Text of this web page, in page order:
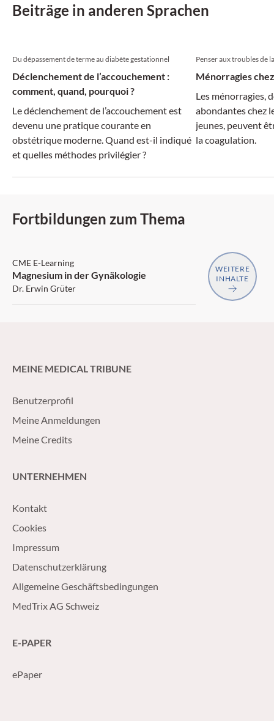
Beiträge in anderen Sprachen
Du dépassement de terme au diabète gestationnel
Déclenchement de l’accouchement :
comment, quand, pourquoi ?
Le déclenchement de l’accouchement est
devenu une pratique courante en
obstétrique moderne. Quand est-il indiqué
et quelles méthodes privilégier ?
Penser aux troubles de
Ménorragies
Les ménorragies,
abondantes chez
jeunes, peuvent
la coagulation.
Fortbildungen zum Thema
CME E-Learning
Magnesium in der Gynäkologie
Dr. Erwin Grüter
WEITERE
INHALTE
MEINE MEDICAL TRIBUNE
Benutzerprofil
Meine Anmeldungen
Meine Credits
UNTERNEHMEN
Kontakt
Cookies
Impressum
Datenschutzerklärung
Allgemeine Geschäftsbedingungen
MedTrix AG Schweiz
E-PAPER
ePaper